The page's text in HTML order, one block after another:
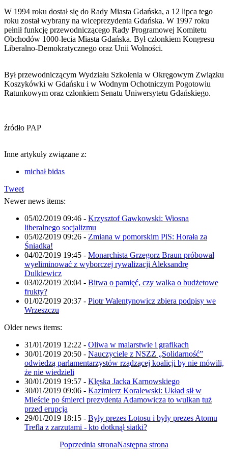
W 1994 roku dostał się do Rady Miasta Gdańska, a 12 lipca tego
roku został wybrany na wiceprezydenta Gdańska. W 1997 roku
pełnił funkcję przewodniczącego Rady Programowej Komitetu
Obchodów 1000-lecia Miasta Gdańska. Był członkiem Kongresu
Liberalno-Demokratycznego oraz Unii Wolności.
Był przewodniczącym Wydziału Szkolenia w Okręgowym Związku
Koszykówki w Gdańsku i w Wodnym Ochotniczym Pogotowiu
Ratunkowym oraz członkiem Senatu Uniwersytetu Gdańskiego.
źródło PAP
Inne artykuły związane z:
michał bidas
Tweet
Newer news items:
05/02/2019 09:46 - Krzysztof Gawkowski: Wiosna
liberalnego socjalizmu
05/02/2019 09:26 - Zmiana w pomorskim PiS: Horała za
Śniadka!
04/02/2019 19:45 - Monarchista Grzegorz Braun próbował
wyeliminować z wyborczej rywalizacji Aleksandrę
Dulkiewicz
03/02/2019 20:04 - Bitwa o pamięć, czy walka o budżetowe
frukty?
01/02/2019 20:37 - Piotr Walentynowicz zbiera podpisy we
Wrzeszczu
Older news items:
31/01/2019 12:22 - Oliwa w malarstwie i grafikach
30/01/2019 20:50 - Nauczyciele z NSZZ „Solidarność”
odwiedzą parlamentarzystów rządzącej koalicji by nie mówili,
że nie wiedzieli
30/01/2019 19:57 - Klęska Jacka Karnowskiego
30/01/2019 09:06 - Kazimierz Koralewski: Układ sił w
Mieście po śmierci prezydenta Adamowicza to wulkan tuż
przed erupcją
29/01/2019 18:15 - Były prezes Lotosu i były prezes Atomu
Trefla z zarzutami - kto dotknął siatki?
Poprzednia stronaNastępna strona